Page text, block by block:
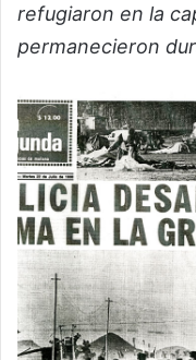
refugiaron en la
permanecieron